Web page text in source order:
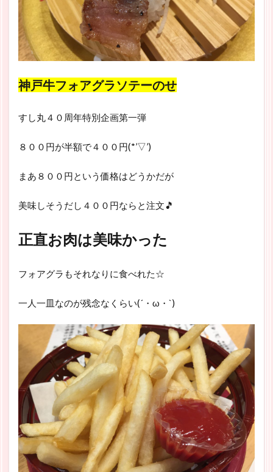
神戸牛フォアグラソテーのせ
すし丸４０周年特別企画第一弾
８００円が半額で４００円(*’▽’)
まあ８００円という価格はどうかだが
美味しそうだし４００円ならと注文🎵
正直お肉は美味かった
フォアグラもそれなりに食べれた☆
一人一皿なのが残念なくらい(´・ω・`)